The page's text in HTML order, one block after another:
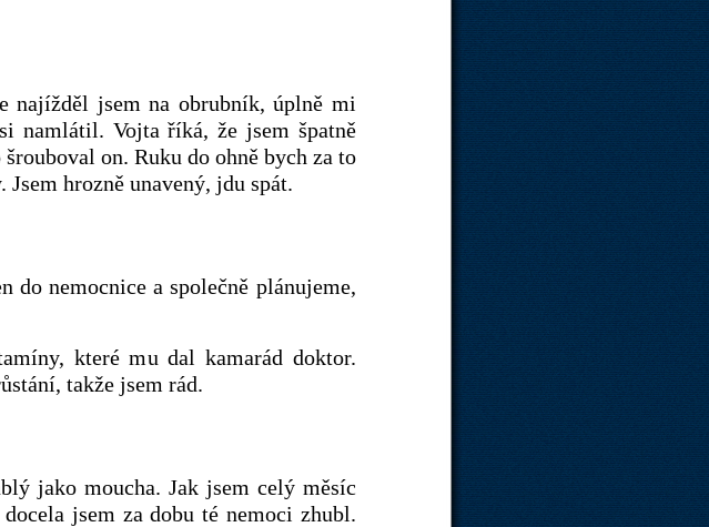
najížděl jsem na obrubník, úplně mi
namlátil. Vojta říká, že jsem špatně
on. Ruku do ohně bych za to
hrozně unavený, jdu spát.
do nemocnice a společně plánujeme,
které mu dal kamarád doktor.
takže jsem rád.
jako moucha. Jak jsem celý měsíc
jsem za dobu té nemoci zhubl.